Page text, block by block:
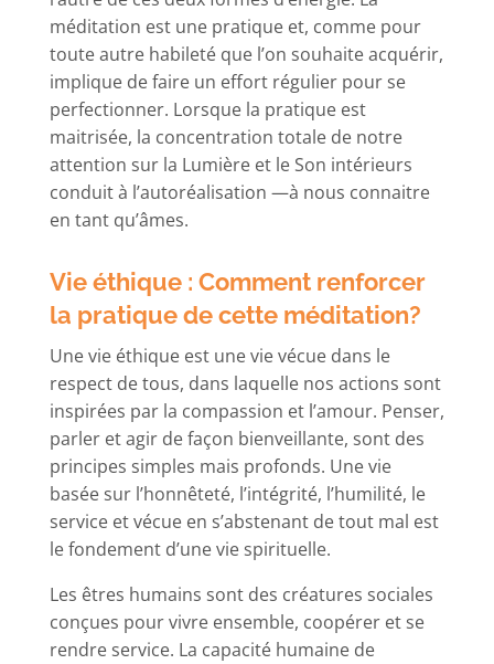
méditation est une pratique et, comme pour
toute autre habileté que l’on souhaite acquérir,
implique de faire un effort régulier pour se
perfectionner. Lorsque la pratique est
maitrisée, la concentration totale de notre
attention sur la Lumière et le Son intérieurs
conduit à l’autoréalisation —à nous connaitre
en tant qu’âmes.
Vie éthique : Comment renforcer
la pratique de cette méditation?
Une vie éthique est une vie vécue dans le
respect de tous, dans laquelle nos actions sont
inspirées par la compassion et l’amour. Penser,
parler et agir de façon bienveillante, sont des
principes simples mais profonds. Une vie
basée sur l’honnêteté, l’intégrité, l’humilité, le
service et vécue en s’abstenant de tout mal est
le fondement d’une vie spirituelle.
Les êtres humains sont des créatures sociales
conçues pour vivre ensemble, coopérer et se
rendre service. La capacité humaine de